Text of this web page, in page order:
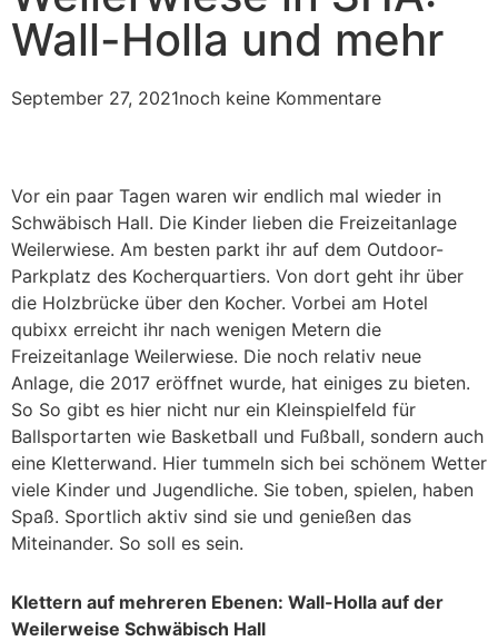
Wall-Holla und mehr
September 27, 2021noch keine Kommentare
Vor ein paar Tagen waren wir endlich mal wieder in
Schwäbisch Hall. Die Kinder lieben die Freizeitanlage
Weilerwiese. Am besten parkt ihr auf dem Outdoor-
Parkplatz des Kocherquartiers. Von dort geht ihr über
die Holzbrücke über den Kocher. Vorbei am Hotel
qubixx erreicht ihr nach wenigen Metern die
Freizeitanlage Weilerwiese. Die noch relativ neue
Anlage, die 2017 eröffnet wurde, hat einiges zu bieten.
So So gibt es hier nicht nur ein Kleinspielfeld für
Ballsportarten wie Basketball und Fußball, sondern auch
eine Kletterwand. Hier tummeln sich bei schönem Wetter
viele Kinder und Jugendliche. Sie toben, spielen, haben
Spaß. Sportlich aktiv sind sie und genießen das
Miteinander. So soll es sein.
Klettern auf mehreren Ebenen: Wall-Holla auf der
Weilerweise Schwäbisch Hall